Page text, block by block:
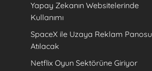
Yapay Zekanın Websitelerinde
Kullanımı
SpaceX ile Uzaya Reklam Panosu
Atılacak
Netflix Oyun Sektörüne Giriyor